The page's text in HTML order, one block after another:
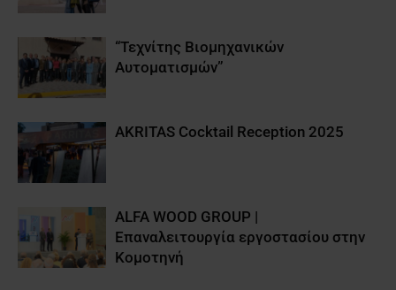
“Τεχνίτης Βιομηχανικών
Αυτοματισμών”
AKRITAS Cocktail Reception 2025
ALFA WOOD GROUP |
Επαναλειτουργία εργοστασίου στην
Κομοτηνή